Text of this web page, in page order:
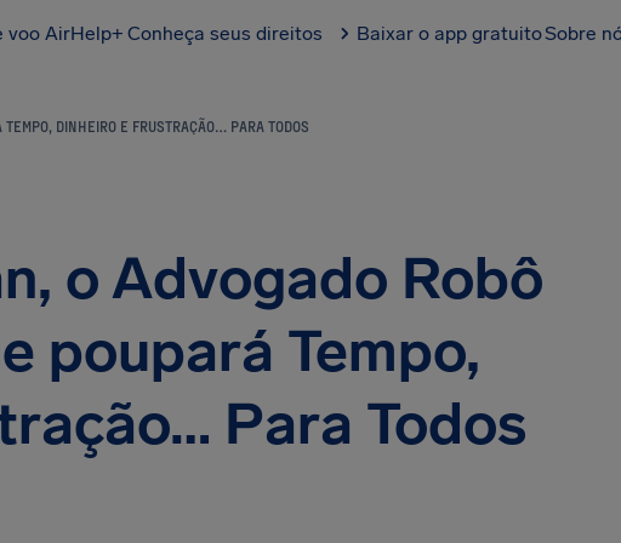
voo AirHelp+ Conheça seus direitos Baixar o app gratuitoSobre
DINHEIRO E FRUSTRAÇÃO… PARA TODOS
o Advogado Robô
poupará Tempo,
Para Todos